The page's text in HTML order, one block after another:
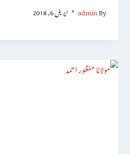
By
admin اپریل 6, 2018